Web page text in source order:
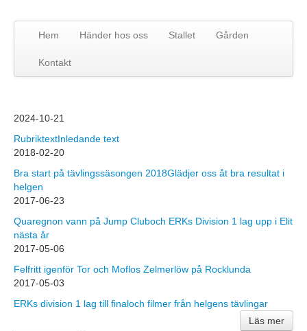
Hem Händer hos oss Stallet Gården
Kontakt
2024-10-21
RubriktextInledande text
2018-02-20
Bra start på tävlingssäsongen 2018Glädjer oss åt bra resultat i
helgen
2017-06-23
Quaregnon vann på Jump Cluboch ERKs Division 1 lag upp i Elit
nästa år
2017-05-06
Felfritt igenför Tor och Moflos Zelmerlöw på Rocklunda
2017-05-03
ERKs division 1 lag till finaloch filmer från helgens tävlingar
Läs mer